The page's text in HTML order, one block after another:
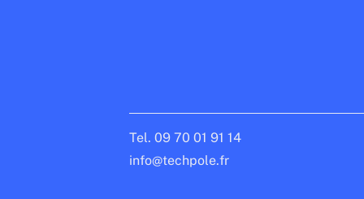
Tel. 09 70 01 91 14
info@techpole.fr